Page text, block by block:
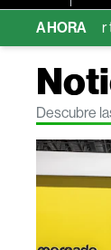
AHORA
temor a
Descubre